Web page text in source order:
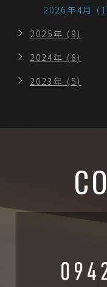
2026年4月
2025年 (9)
2024年 (8)
2023年 (5)